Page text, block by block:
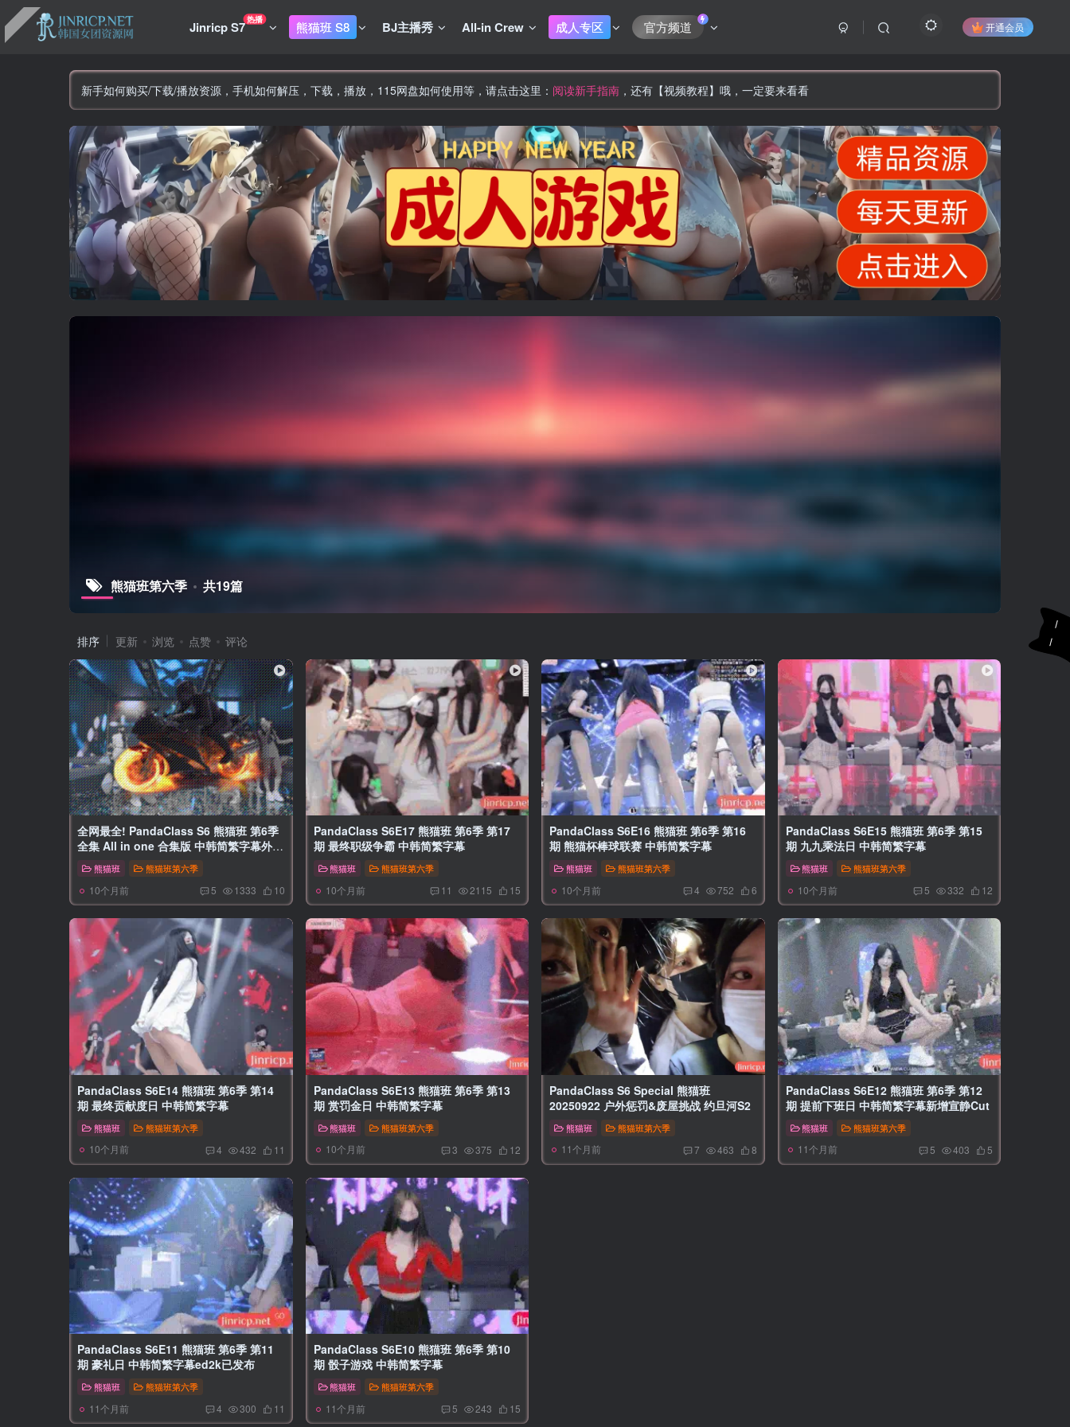
Jinricp S7热播 熊猫班 S8 BJ主播秀 All-in Crew 成人专区 官方频道 开通会员
新手如何购买/下载/播放资源，手机如何解压，下载，播放，115网盘如何使用等，请点击这里： 阅读新手指南 ，还有【视频教程】哦，一定要来看看
熊猫班第六季 共19篇
排序 更新 浏览 点赞 评论
全网最全! PandaClass S6 熊猫班 第6季
全集 All in one 合集版 中韩简繁字幕外挂
版
熊猫班 熊猫班第六季
10个月前 5 1333 10
PandaClass S6E17 熊猫班 第6季 第17
期 最终职级争霸 中韩简繁字幕
熊猫班 熊猫班第六季
10个月前 11 2115 15
PandaClass S6E16 熊猫班 第6季 第16
期 熊猫杯棒球联赛 中韩简繁字幕
熊猫班 熊猫班第六季
10个月前 4 752 6
PandaClass S6E15 熊猫班 第6季 第15
期 九九乘法日 中韩简繁字幕
熊猫班 熊猫班第六季
10个月前 5 332 12
PandaClass S6E14 熊猫班 第6季 第14
期 最终贡献度日 中韩简繁字幕
熊猫班 熊猫班第六季
10个月前 4 432 11
PandaClass S6E13 熊猫班 第6季 第13
期 赏罚金日 中韩简繁字幕
熊猫班 熊猫班第六季
10个月前 3 375 12
PandaClass S6 Special 熊猫班
20250922 户外惩罚&废屋挑战 约旦河S2
熊猫班 熊猫班第六季
11个月前 7 463 8
PandaClass S6E12 熊猫班 第6季 第12
期 提前下班日 中韩简繁字幕新增宣静Cut
熊猫班 熊猫班第六季
11个月前 5 403 5
PandaClass S6E11 熊猫班 第6季 第11
期 豪礼日 中韩简繁字幕ed2k已发布
熊猫班 熊猫班第六季
11个月前 4 300 11
PandaClass S6E10 熊猫班 第6季 第10
期 骰子游戏 中韩简繁字幕
熊猫班 熊猫班第六季
11个月前 5 243 15